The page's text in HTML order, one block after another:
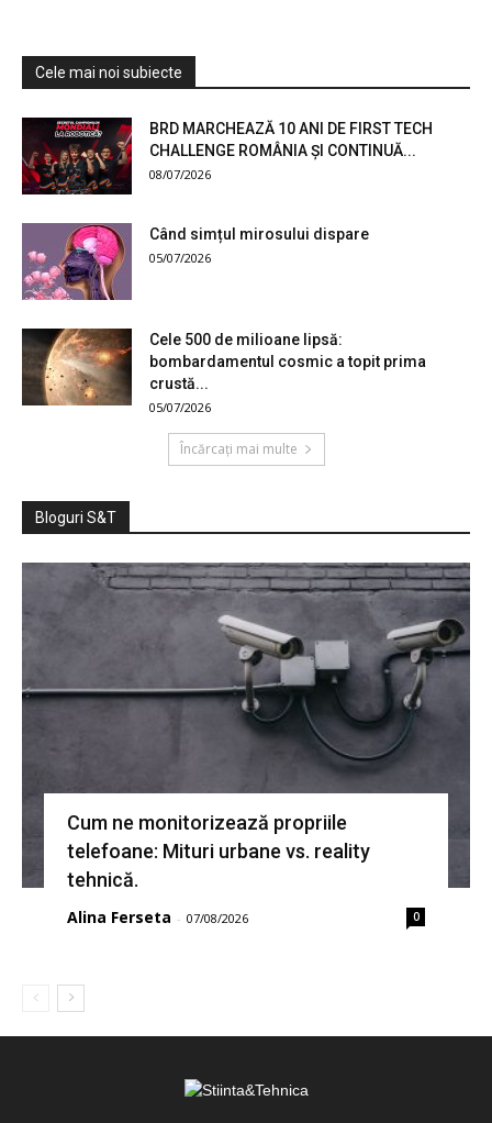
Cele mai noi subiecte
BRD MARCHEAZĂ 10 ANI DE FIRST TECH
CHALLENGE ROMÂNIA ȘI CONTINUĂ...
08/07/2026
Când simțul mirosului dispare
05/07/2026
Cele 500 de milioane lipsă:
bombardamentul cosmic a topit prima
crustă...
05/07/2026
Încărcați mai multe
Bloguri S&T
Cum ne monitorizează propriile
telefoane: Mituri urbane vs. reality
tehnică.
Alina Ferseta - 07/08/2026 0